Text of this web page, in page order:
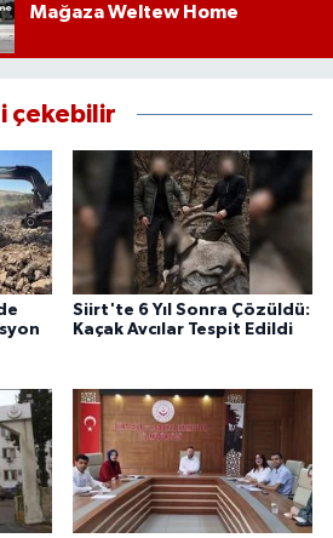
Mağaza Weltew Home
çekebilir
Siirt'te 6 Yıl Sonra Çözüldü:
Kaçak Avcılar Tespit Edildi